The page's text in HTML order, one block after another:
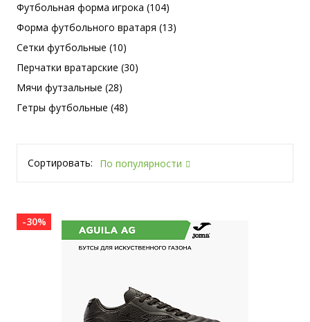
Футбольная форма игрока (104)
Форма футбольного вратаря (13)
Сетки футбольные (10)
Перчатки вратарские (30)
Мячи футзальные (28)
Гетры футбольные (48)
Сортировать: По популярности
-30%